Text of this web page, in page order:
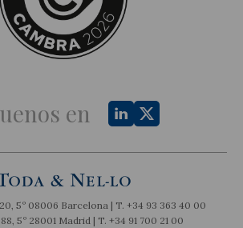
en
5º 08006 Barcelona | T. +34 93 363 40 00
5º 28001 Madrid | T. +34 91 700 21 00